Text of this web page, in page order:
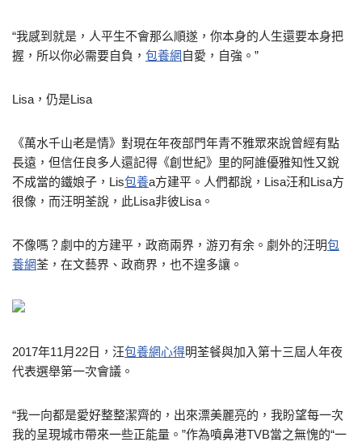
“我感到就是，人平生不會那么順遂，你本身的人生還要本身把
握，所以你必需要自負， 包養網 自愛，自強。”
Lisa，仍是Lisa
《萬水千山老是情》對現在年夜部門年青不雅眾來說曾經有點
長遠，但信任良多人還記得《創世紀》里的阿誰優雅知性又銳
不成當的鐵娘子，Lis包養a方建平。人們都說，Lisa汪和Lisa方
很像，而汪明荃說，此Lisa非彼Lisa。
不像嗎？劇中的方建平，政商兩界，游刃有余。劇外的汪明包
養網荃，在文藝界、政商界，也不遑多讓。
2017年11月22日，汪包養網心得明荃餐與加入第十三屆人年夜
代表選舉第一次會議。
“我一向都是愛好整整潔齊的，出來漂美麗亮的，我盼望每一次
我的呈現城市帶來一些正能量。”作為噴鼻港TVB當之無愧的“一